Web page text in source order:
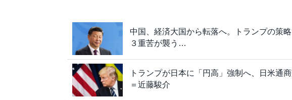
中国、経済大国から転落へ。トランプの策
３重苦が襲う…
トランプが日本に「円高」強制へ、日米通
＝近藤駿介